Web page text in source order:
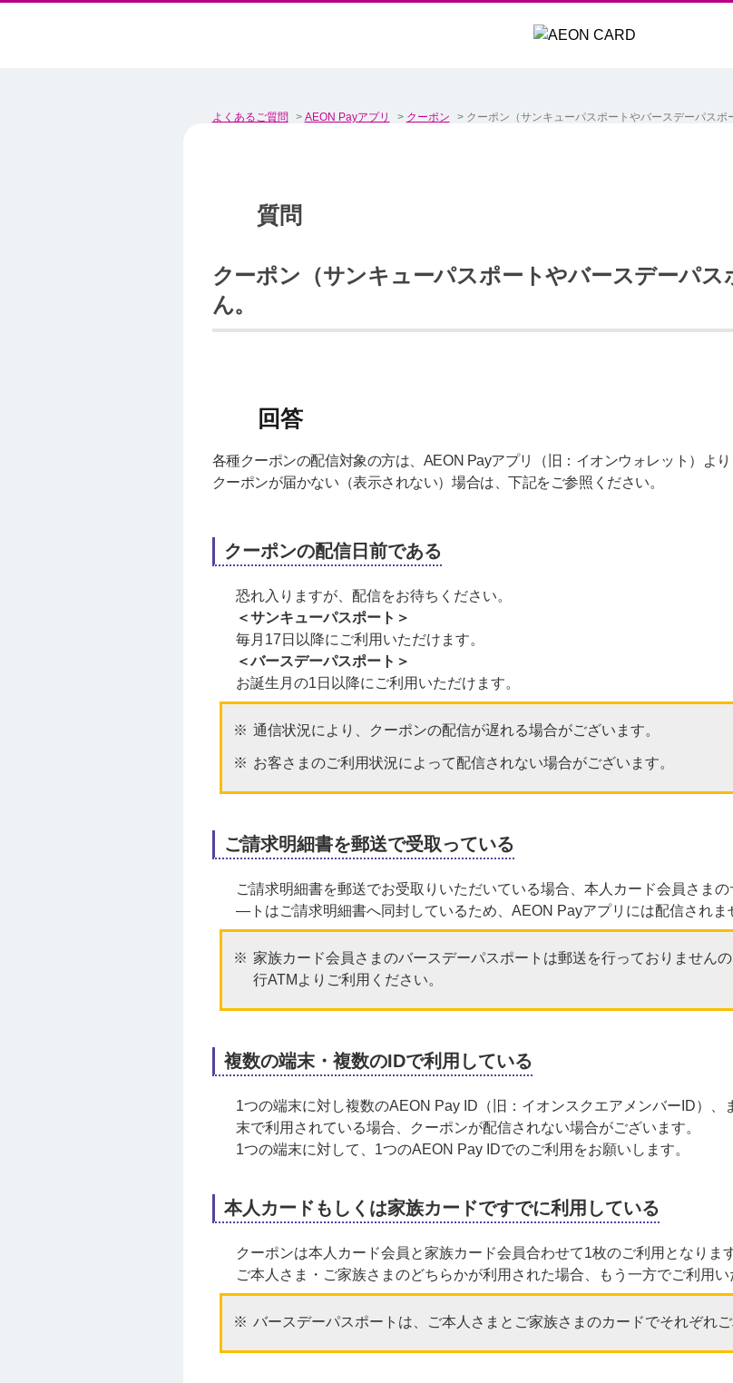
よくあるご質問 > AEON Payアプリ > クーポン > クーポン（サンキューパスポートやバースデーパスポ
クーポン（サンキューパスポートやバースデーパ
ん。
各種クーポンの配信対象の方は、AEON Payアプリ（旧：イオンウォレット）よ
クーポンが届かない（表示されない）場合は、下記をご参照ください。
クーポンの配信日前である
恐れ入りますが、配信をお待ちください。
＜サンキューパスポート＞
毎月17日以降にご利用いただけます。
＜バースデーパスポート＞
お誕生月の1日以降にご利用いただけます。
通信状況により、クーポンの配信が遅れる場合がございます。
お客さまのご利用状況によって配信されない場合がございます。
ご請求明細書を郵送で受取っている
ご請求明細書を郵送でお受取りいただいている場合、本人カード会員さま
―トはご請求明細書へ同封しているため、AEON Payアプリには配信されま
家族カード会員さまのバースデーパスポートは郵送を行っておりません
行ATMよりご利用ください。
複数の端末・複数のIDで利用している
1つの端末に対し複数のAEON Pay ID（旧：イオンスクエアメンバーID）
末で利用されている場合、クーポンが配信されない場合がございます。
1つの端末に対して、1つのAEON Pay IDでのご利用をお願いします。
本人カードもしくは家族カードですでに利用している
クーポンは本人カード会員と家族カード会員合わせて1枚のご利用となります
ご本人さま・ご家族さまのどちらかが利用された場合、もう一方でご利用い
バースデーパスポートは、ご本人さまとご家族さまのカードでそれぞれご